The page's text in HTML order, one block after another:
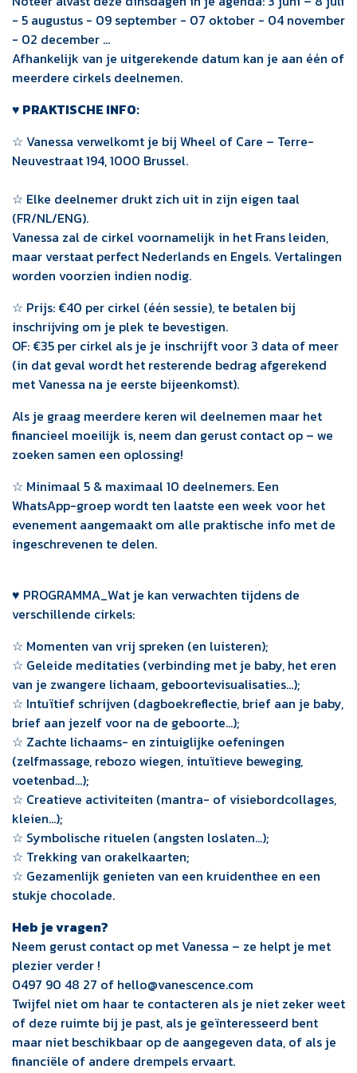
- 5 augustus - 09 september - 07 oktober - 04 november
- 02 december …
Afhankelijk van je uitgerekende datum kan je aan één of
meerdere cirkels deelnemen.
♥ PRAKTISCHE INFO:
☆ Vanessa verwelkomt je bij Wheel of Care – Terre-
Neuvestraat 194, 1000 Brussel.
☆ Elke deelnemer drukt zich uit in zijn eigen taal
(FR/NL/ENG).
Vanessa zal de cirkel voornamelijk in het Frans leiden,
maar verstaat perfect Nederlands en Engels. Vertalingen
worden voorzien indien nodig.
☆ Prijs: €40 per cirkel (één sessie), te betalen bij
inschrijving om je plek te bevestigen.
OF: €35 per cirkel als je je inschrijft voor 3 data of meer
(in dat geval wordt het resterende bedrag afgerekend
met Vanessa na je eerste bijeenkomst).
Als je graag meerdere keren wil deelnemen maar het
financieel moeilijk is, neem dan gerust contact op – we
zoeken samen een oplossing!
☆ Minimaal 5 & maximaal 10 deelnemers. Een
WhatsApp-groep wordt ten laatste een week voor het
evenement aangemaakt om alle praktische info met de
ingeschrevenen te delen.
♥ PROGRAMMA_Wat je kan verwachten tijdens de
verschillende cirkels:
☆ Momenten van vrij spreken (en luisteren);
☆ Geleide meditaties (verbinding met je baby, het eren
van je zwangere lichaam, geboortevisualisaties...);
☆ Intuïtief schrijven (dagboekreflectie, brief aan je baby,
brief aan jezelf voor na de geboorte...);
☆ Zachte lichaams- en zintuiglijke oefeningen
(zelfmassage, rebozo wiegen, intuïtieve beweging,
voetenbad...);
☆ Creatieve activiteiten (mantra- of visiebordcollages,
kleien...);
☆ Symbolische rituelen (angsten loslaten...);
☆ Trekking van orakelkaarten;
☆ Gezamenlijk genieten van een kruidenthee en een
stukje chocolade.
Heb je vragen?
Neem gerust contact op met Vanessa – ze helpt je met
plezier verder !
0497 90 48 27 of hello@vanescence.com
Twijfel niet om haar te contacteren als je niet zeker weet
of deze ruimte bij je past, als je geïnteresseerd bent
maar niet beschikbaar op de aangegeven data, of als je
financiële of andere drempels ervaart.